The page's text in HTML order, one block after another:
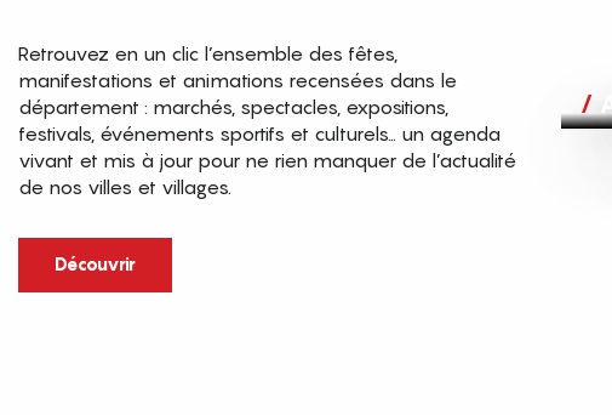
Retrouvez en un clic l’ensemble des fêtes,
manifestations et animations recensées dans le
département : marchés, spectacles, expositions,
festivals, événements sportifs et culturels… un agenda
vivant et mis à jour pour ne rien manquer de l’actualité
de nos villes et villages.
Découvrir